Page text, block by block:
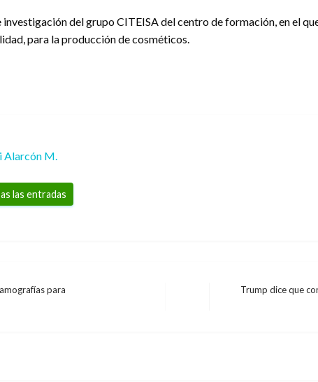
del grupo CITEISA del centro de formación, en el
para la producción de cosméticos.
Alarcón M.
las entradas
para
Trump dice que